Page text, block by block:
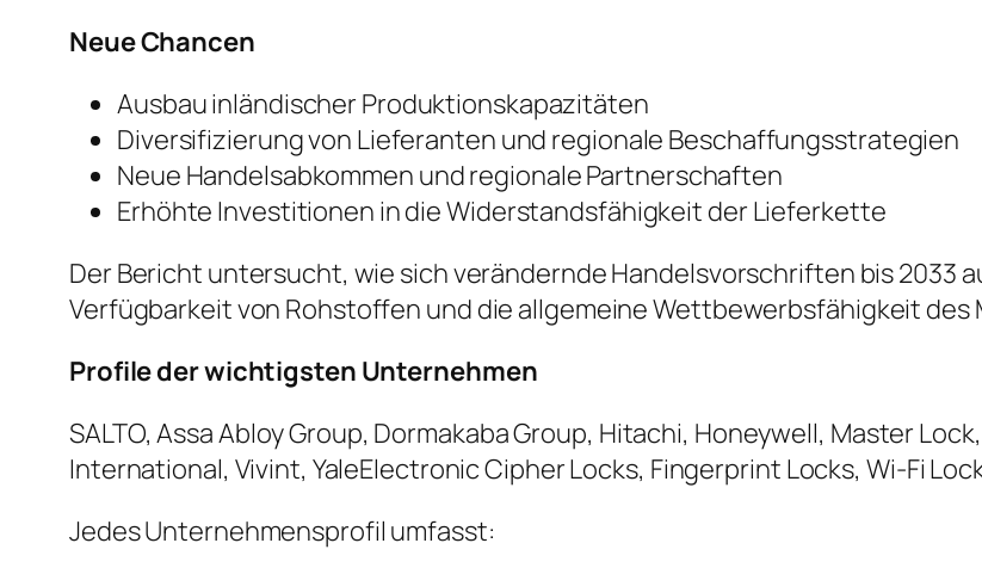
Neue Chancen
Ausbau inländischer Produktionskapazitäten
Diversifizierung von Lieferanten und regionale Beschaffungsstrategien
Neue Handelsabkommen und regionale Partnerschaften
Erhöhte Investitionen in die Widerstandsfähigkeit der Lieferkette
Der Bericht untersucht, wie sich verändernde Handelsvorschriften bis 2033
Verfügbarkeit von Rohstoffen und die allgemeine Wettbewerbsfähigkeit des
Profile der wichtigsten Unternehmen
SALTO, Assa Abloy Group, Dormakaba Group, Hitachi, Honeywell, Master
International, Vivint, YaleElectronic Cipher Locks, Fingerprint Locks, Wi-Fi
Jedes Unternehmensprofil umfasst: